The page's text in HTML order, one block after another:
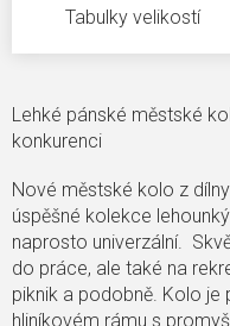
Tabulky velikostí
Lehké pánské městské
konkurenci
Nové městské kolo z
úspěšné kolekce
naprosto univerzální.
do práce, ale také na
piknik a podobně. Kolo
hliníkovém rámu s